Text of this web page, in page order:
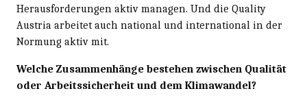
Herausforderungen aktiv managen. Und die Quality
Austria arbeitet auch national und international in der
Normung aktiv mit.
Welche Zusammenhänge bestehen zwischen Qualität
oder Arbeitssicherheit und dem Klimawandel?